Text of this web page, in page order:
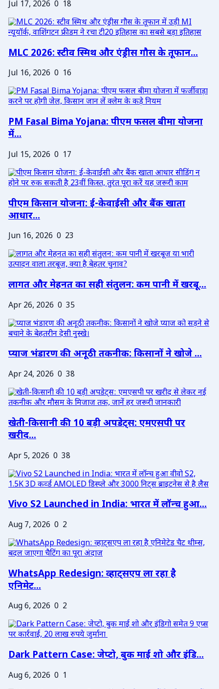
Jul 17, 2026 0 18
MLC 2026: स्टीव स्मिथ और एंड्रीस गौस के तूफान...
Jul 16, 2026 0 16
PM Fasal Bima Yojana: पीएम फसल बीमा योजना
में...
Jul 15, 2026 0 17
पीएम किसान योजना: ई-केवाईसी और बैंक खाता
आधार...
Jun 16, 2026 0 23
लागत और मेहनत का सही संतुलन: कम पानी में खरबू...
Apr 26, 2026 0 35
प्याज भंडारण की अनूठी तकनीक: किसानों ने खोजे ...
Apr 24, 2026 0 38
खेती-किसानी की 10 बड़ी अपडेट्स: एमएसपी पर
खरीद...
Apr 5, 2026 0 38
Vivo S2 Launched in India: भारत में लॉन्च हुआ...
Aug 7, 2026 0 2
WhatsApp Redesign: व्हाट्सएप ला रहा है
एनिमेट...
Aug 6, 2026 0 2
Dark Pattern Case: जेप्टो, बुक माई शो और इंडि...
Aug 6, 2026 0 1